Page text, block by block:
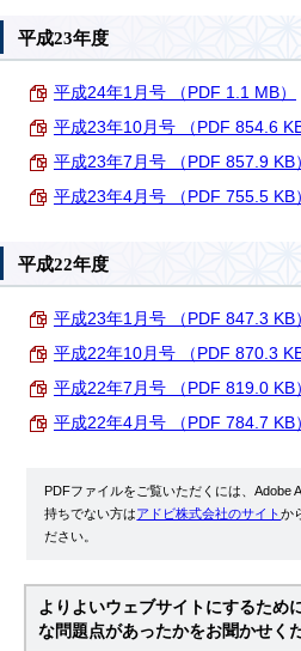
平成23年度
平成24年1月号 （PDF 1.1 MB）
平成23年10月号 （PDF 854.6 KB
平成23年7月号 （PDF 857.9 KB
平成23年4月号 （PDF 755.5 KB
平成22年度
平成23年1月号 （PDF 847.3 KB
平成22年10月号 （PDF 870.3 KB
平成22年7月号 （PDF 819.0 KB
平成22年4月号 （PDF 784.7 KB
PDFファイルをご覧いただくには、Adobe
持ちでない方はアドビ株式会社のサイトか
ださい。
よりよいウェブサイトにするため
な問題点があったかをお聞かせく